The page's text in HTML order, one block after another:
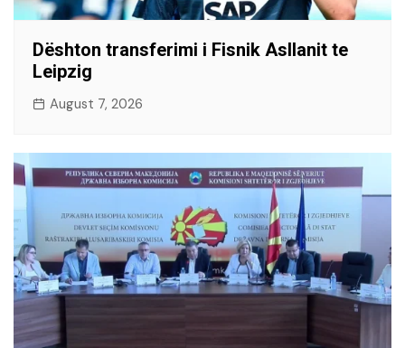
Dështon transferimi i Fisnik Asllanit te
Leipzig
August 7, 2026